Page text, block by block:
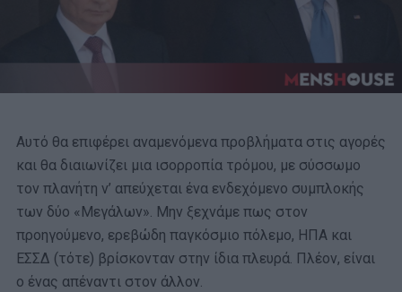
Αυτό θα επιφέρει αναμενόμενα προβλήματα στις αγορές
και θα διαιωνίζει μια ισορροπία τρόμου, με σύσσωμο
τον πλανήτη ν’ απεύχεται ένα ενδεχόμενο συμπλοκής
των δύο «Μεγάλων». Μην ξεχνάμε πως στον
προηγούμενο, ερεβώδη παγκόσμιο πόλεμο, ΗΠΑ και
ΕΣΣΔ (τότε) βρίσκονταν στην ίδια πλευρά. Πλέον, είναι
ο ένας απέναντι στον άλλον.